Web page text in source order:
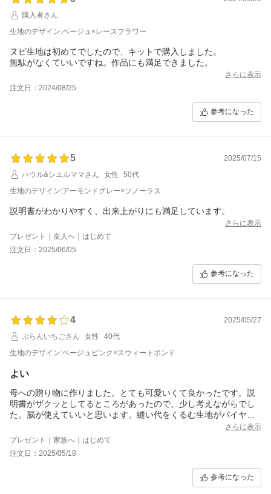
購入者さん
生地のデザイン:ベージュ×レースフラワー
ヌビ生地は初めてでしたので、キットで購入しました。
無駄がなくていいですね。作品にも満足できました。
さらに表示
注文日：2024/08/25
参考になった
5
2025/07/15
ハウル&シエルママさん
女性
50代
生地のデザイン:アーモンドグレー×ソノーラス
説明書がわかりやすく、出来上がりにも満足しています。
さらに表示
プレゼント｜友人へ｜はじめて
注文日：2025/06/05
参考になった
4
2025/05/27
ぶらんいちごさん
女性
40代
生地のデザイン:ベージュピンク×スウィートポンド
よい
母への贈り物に作りました。とても可愛いくて良かったです。説
明書がザクッとしてるところがあったので、少し考えながらでし
た。脳が使えていいと思います。縫い代をくるむ生地がバイヤス
でなかったのでとても気軽に出来ました。個人的には少し深いの
が好きなので、また作ってみたいです。
さらに表示
プレゼント｜家族へ｜はじめて
注文日：2025/05/18
参考になった